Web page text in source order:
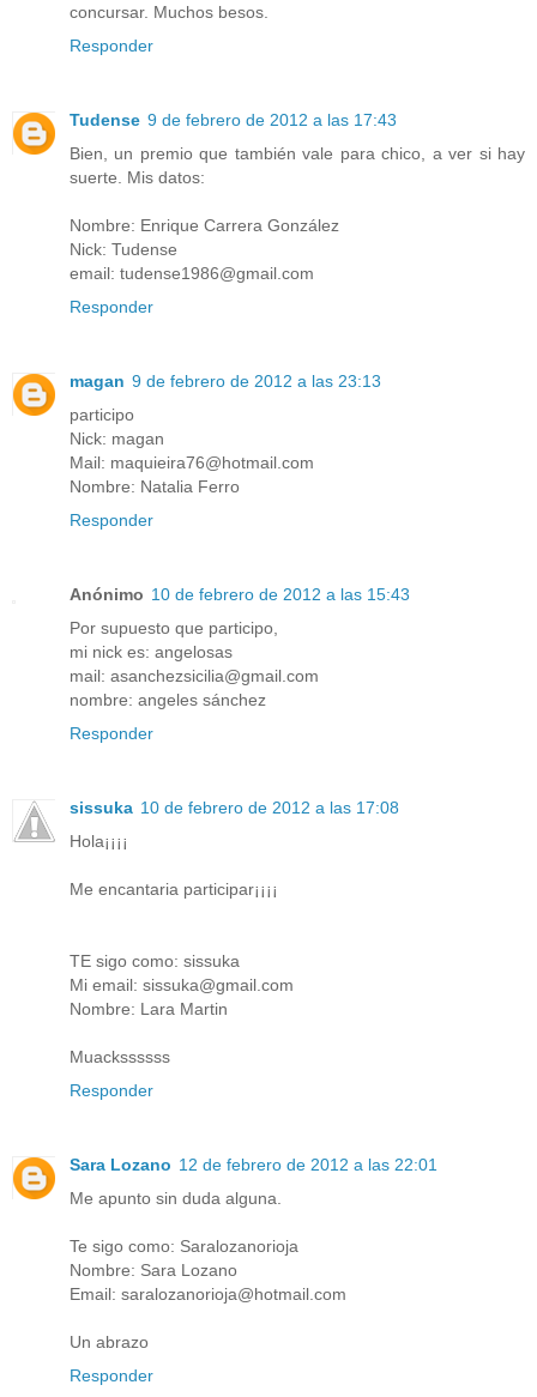
concursar. Muchos besos.
Responder
Tudense 9 de febrero de 2012 a las 17:43
Bien, un premio que también vale para chico, a ver si hay
suerte. Mis datos:
Nombre: Enrique Carrera González
Nick: Tudense
email: tudense1986@gmail.com
Responder
magan 9 de febrero de 2012 a las 23:13
participo
Nick: magan
Mail: maquieira76@hotmail.com
Nombre: Natalia Ferro
Responder
Anónimo 10 de febrero de 2012 a las 15:43
Por supuesto que participo,
mi nick es: angelosas
mail: asanchezsicilia@gmail.com
nombre: angeles sánchez
Responder
sissuka 10 de febrero de 2012 a las 17:08
Hola¡¡¡¡
Me encantaria participar¡¡¡¡
TE sigo como: sissuka
Mi email: sissuka@gmail.com
Nombre: Lara Martin
Muackssssss
Responder
Sara Lozano 12 de febrero de 2012 a las 22:01
Me apunto sin duda alguna.
Te sigo como: Saralozanorioja
Nombre: Sara Lozano
Email: saralozanorioja@hotmail.com
Un abrazo
Responder